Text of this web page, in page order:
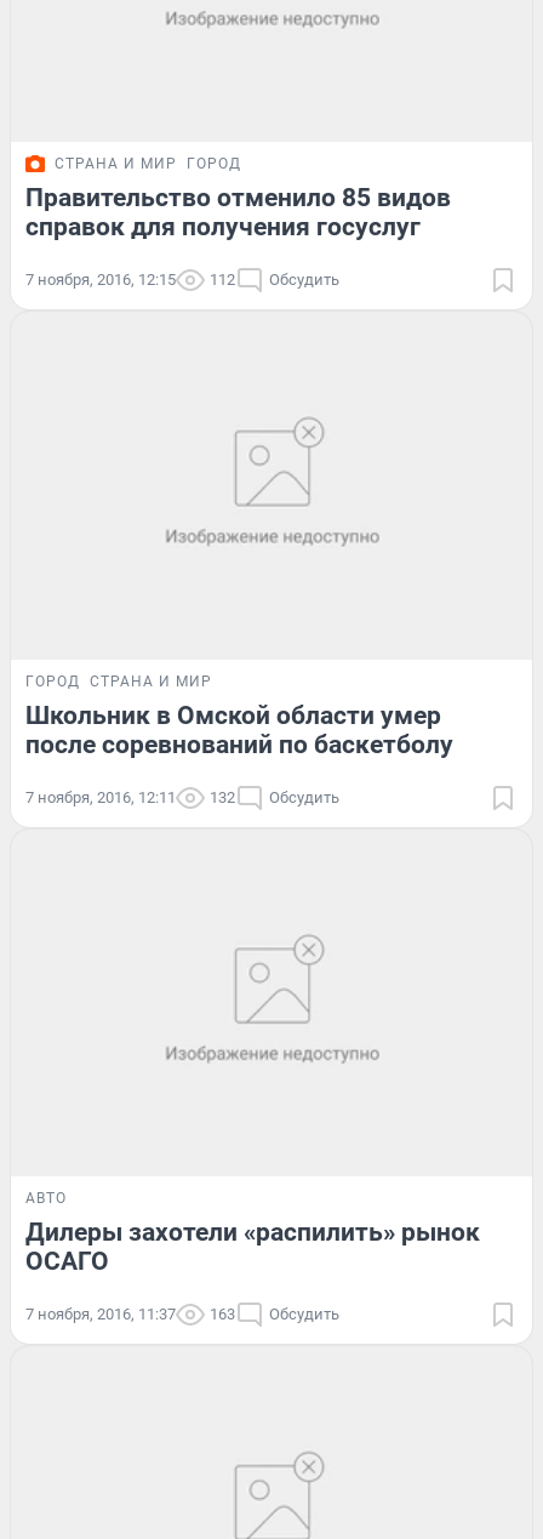
СТРАНА И МИР ГОРОД
Правительство отменило 85 видов
справок для получения госуслуг
7 ноября, 2016, 12:15 112 Обсудить
ГОРОД СТРАНА И МИР
Школьник в Омской области умер
после соревнований по баскетболу
7 ноября, 2016, 12:11 132 Обсудить
АВТО
Дилеры захотели «распилить» рынок
ОСАГО
7 ноября, 2016, 11:37 163 Обсудить